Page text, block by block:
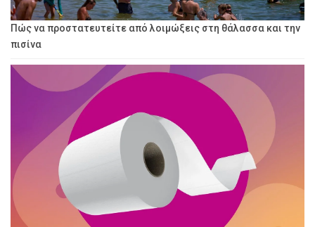
Πώς να προστατευτείτε από λοιμώξεις στη θάλασσα και την
πισίνα